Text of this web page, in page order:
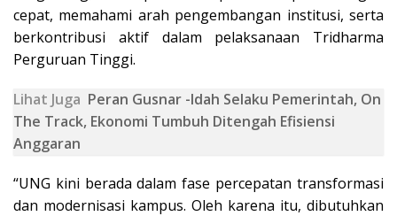
cepat, memahami arah pengembangan institusi, serta
berkontribusi aktif dalam pelaksanaan Tridharma
Perguruan Tinggi.
Lihat Juga Peran Gusnar -Idah Selaku Pemerintah, On
The Track, Ekonomi Tumbuh Ditengah Efisiensi
Anggaran
“UNG kini berada dalam fase percepatan transformasi
dan modernisasi kampus. Oleh karena itu, dibutuhkan